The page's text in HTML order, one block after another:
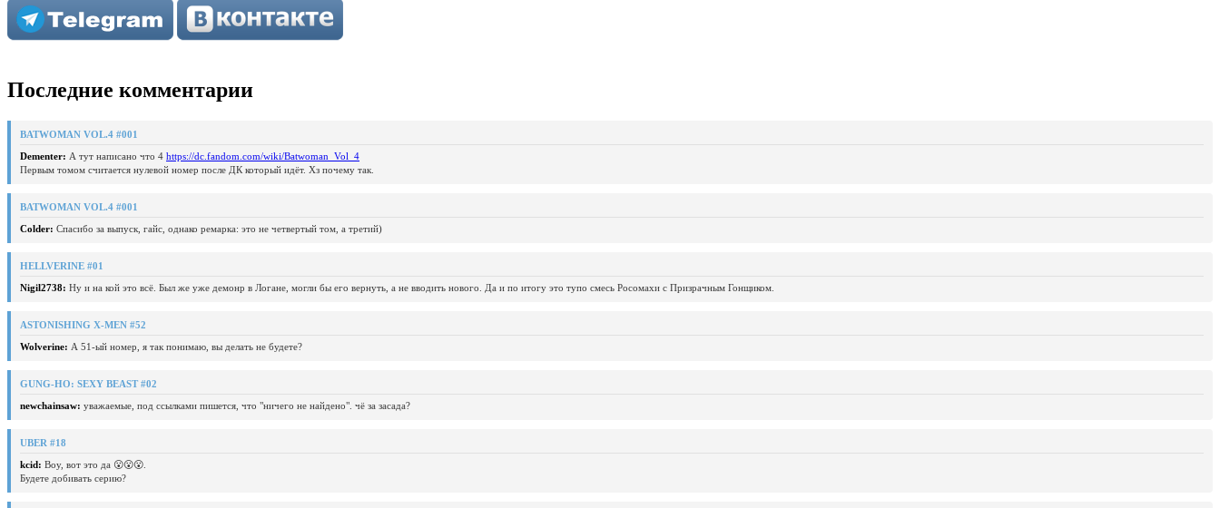
Последние комментарии
BATWOMAN VOL.4 #001
Dementer: А тут написано что 4 https://dc.fandom.com/wiki/Batwoman_Vol_4
Первым томом считается нулевой номер после ДК который идёт. Хз почему так.
BATWOMAN VOL.4 #001
Colder: Спасибо за выпуск, гайс, однако ремарка: это не четвертый том, а третий)
HELLVERINE #01
Nigil2738: Ну и на кой это всё. Был же уже демонр в Логане, могли бы его вернуть, а не вводить нового. Да и по итогу это тупо смесь Росомахи с Призрачным Гонщиком.
ASTONISHING X-MEN #52
Wolverine: А 51-ый номер, я так понимаю, вы делать не будете?
GUNG-HO: SEXY BEAST #02
newchainsaw: уважаемые, под ссылками пишется, что "ничего не найдено". чё за засада?
UBER #18
kcid: Воу, вот это да 😮😮😮.
Будете добивать серию?